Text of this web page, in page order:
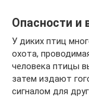
Опасности и
У диких птиц
охота,
человека птицы
затем издают
сигналом для